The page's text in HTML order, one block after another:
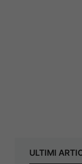
ULTIMI